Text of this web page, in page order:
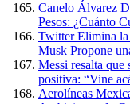
Canelo Álvarez
Pesos: ¿Cuánto
Twitter Elimina la
Musk Propone
Messi resalta que
positiva: “Vine
Aerolíneas